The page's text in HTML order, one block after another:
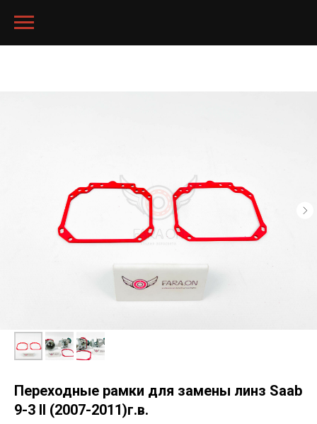
Переходные рамки для замены линз Saab
9-3 II (2007-2011)г.в.